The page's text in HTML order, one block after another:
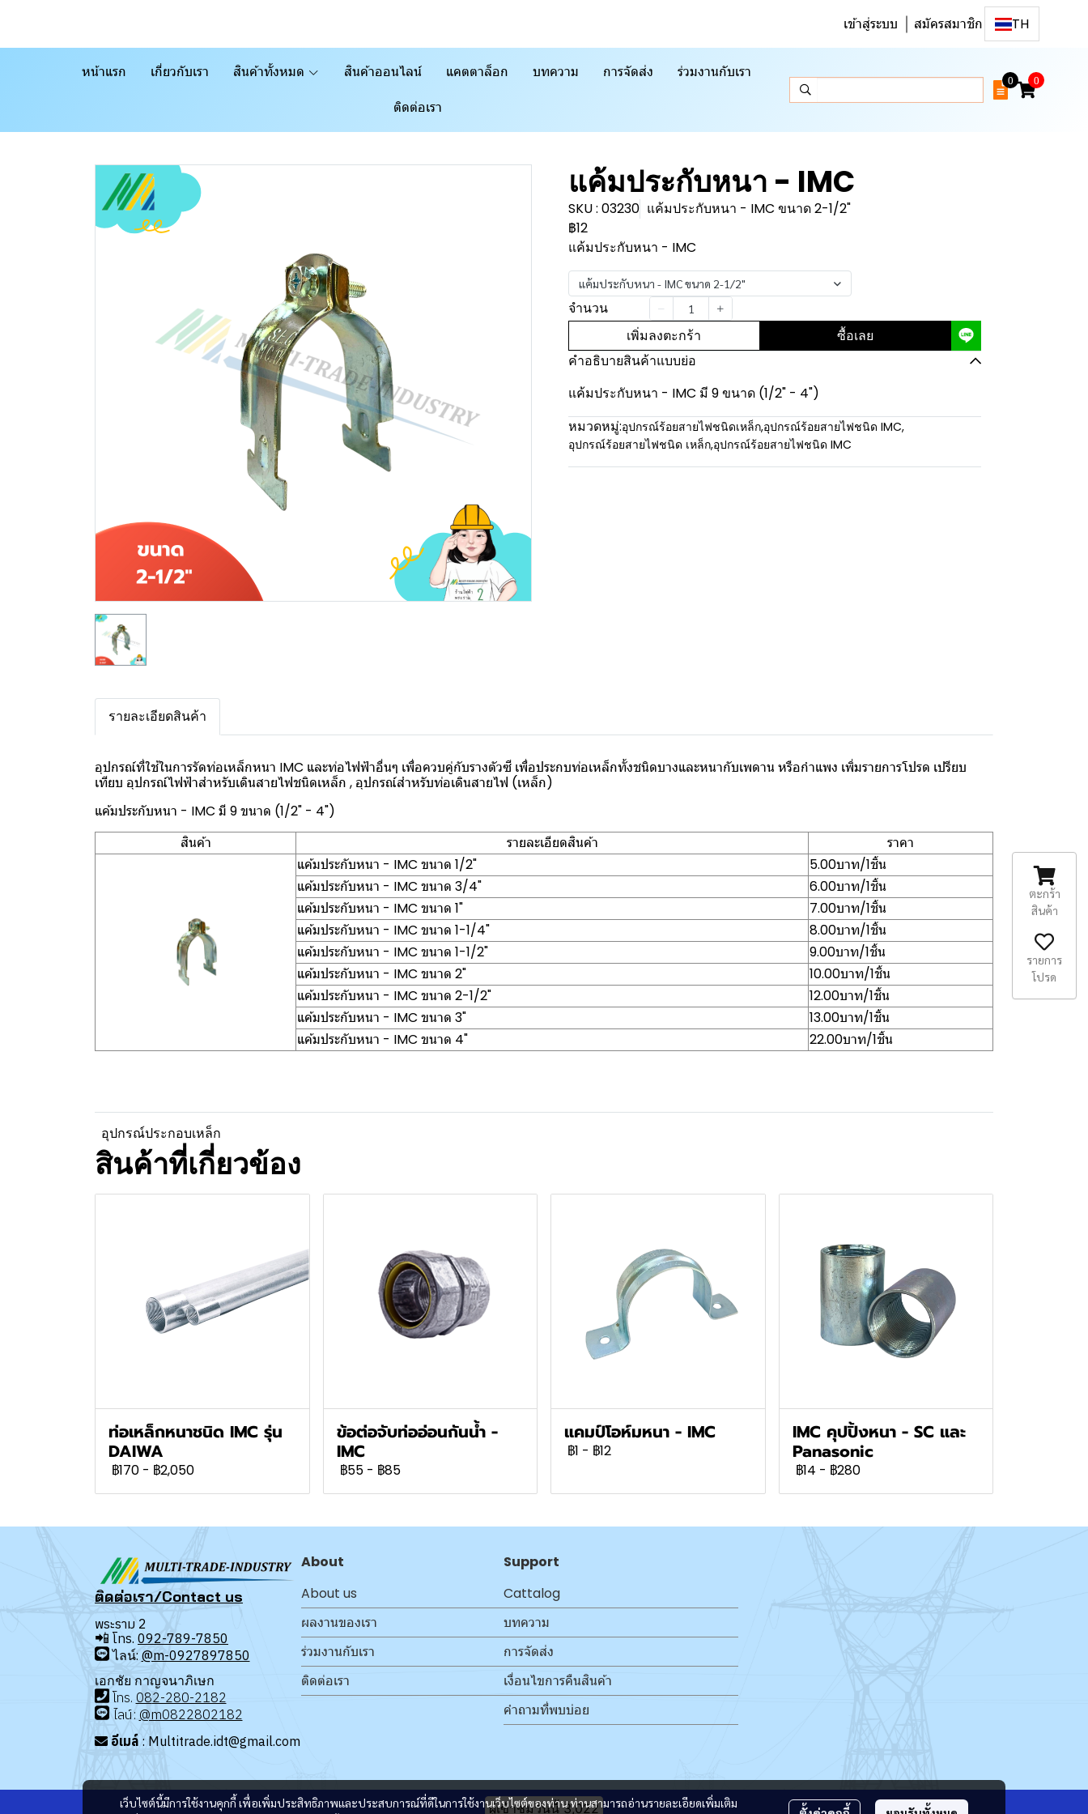
เข้าสู่ระบบ สมัครสมาชิก TH
หน้าแรก เกี่ยวกับเรา สินค้าทั้งหมด สินค้าออนไลน์ แคตตาล็อก บทความ การจัดส่ง ร่วมงานกับเรา
ติดต่อเรา
0 0
แค้มประกับหนา - IMC
SKU : 03230 แค้มประกับหนา - IMC ขนาด 2-1/2"
฿12
แค้มประกับหนา - IMC
แค้มประกับหนา - IMC ขนาด 2-1/2"
จำนวน
เพิ่มลงตะกร้า ซื้อเลย
คำอธิบายสินค้าแบบย่อ
แค้มประกับหนา - IMC มี 9 ขนาด (1/2" - 4")
หมวดหมู่:อุปกรณ์ร้อยสายไฟชนิดเหล็ก,อุปกรณ์ร้อยสายไฟชนิด IMC,
อุปกรณ์ร้อยสายไฟชนิด เหล็ก,อุปกรณ์ร้อยสายไฟชนิด IMC
รายละเอียดสินค้า
อุปกรณ์ที่ใช้ในการรัดท่อเหล็กหนา IMC และท่อไฟฟ้าอื่นๆ เพื่อควบคู่กับรางตัวซี เพื่อประกบท่อเหล็กทั้งชนิดบางและหนากับเพดาน หรือกำแพง เพิ่มรายการโปรด เปรียบ
เทียบ อุปกรณ์ไฟฟ้าสำหรับเดินสายไฟชนิดเหล็ก , อุปกรณ์สำหรับท่อเดินสายไฟ (เหล็ก)
แค้มประกับหนา - IMC มี 9 ขนาด (1/2" - 4")
สินค้า
รายละเอียดสินค้า
ราคา
แค้มประกับหนา - IMC ขนาด 1/2"
5.00บาท/1ชิ้น
แค้มประกับหนา - IMC ขนาด 3/4"
6.00บาท/1ชิ้น
แค้มประกับหนา - IMC ขนาด 1"
7.00บาท/1ชิ้น
แค้มประกับหนา - IMC ขนาด 1-1/4"
8.00บาท/1ชิ้น
แค้มประกับหนา - IMC ขนาด 1-1/2"
9.00บาท/1ชิ้น
แค้มประกับหนา - IMC ขนาด 2"
10.00บาท/1ชิ้น
แค้มประกับหนา - IMC ขนาด 2-1/2"
12.00บาท/1ชิ้น
แค้มประกับหนา - IMC ขนาด 3"
13.00บาท/1ชิ้น
แค้มประกับหนา - IMC ขนาด 4"
22.00บาท/1ชิ้น
อุปกรณ์ประกอบเหล็ก
สินค้าที่เกี่ยวข้อง
ท่อเหล็กหนาชนิด IMC รุ่น
DAIWA
฿170 - ฿2,050
ข้อต่อจับท่ออ่อนกันน้ำ -
IMC
฿55 - ฿85
แคมป์โอห์มหนา - IMC
฿1 - ฿12
IMC คุปปิ้งหนา - SC และ
Panasonic
฿14 - ฿280
เว็บไซต์นี้มีการใช้งานคุกกี้ เพื่อเพิ่มประสิทธิภาพและประสบการณ์ที่ดีในการใช้งานเว็บไซต์ของท่าน ท่านสามารถอ่านรายละเอียดเพิ่มเติม
ติดต่อเรา/Contact us
พระราม 2
📲 โทร. 092-789-7850
ไลน์: @m-0927897850
เอกชัย กาญจนาภิเษก
โทร. 082-280-2182
ไลน์: @m0822802182
อีเมล์ : Multitrade.idt@gmail.com
About
About us
ผลงานของเรา
ร่วมงานกับเรา
ติดต่อเรา
Support
Cattalog
บทความ
การจัดส่ง
เงื่อนไขการคืนสินค้า
คำถามที่พบบ่อย
ผู้เข้าชมวันนี้3,022
ตะกร้า
สินค้า
รายการ
โปรด